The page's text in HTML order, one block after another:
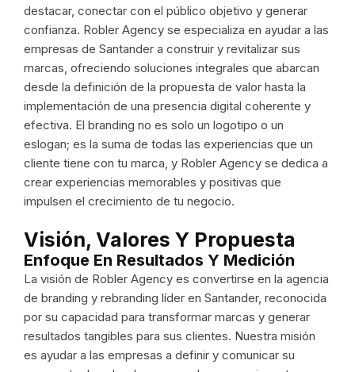
destacar, conectar con el público objetivo y generar
confianza. Robler Agency se especializa en ayudar a las
empresas de Santander a construir y revitalizar sus
marcas, ofreciendo soluciones integrales que abarcan
desde la definición de la propuesta de valor hasta la
implementación de una presencia digital coherente y
efectiva. El branding no es solo un logotipo o un
eslogan; es la suma de todas las experiencias que un
cliente tiene con tu marca, y Robler Agency se dedica a
crear experiencias memorables y positivas que
impulsen el crecimiento de tu negocio.
Visión, Valores Y Propuesta
Enfoque En Resultados Y Medición
La visión de Robler Agency es convertirse en la agencia
de branding y rebranding líder en Santander, reconocida
por su capacidad para transformar marcas y generar
resultados tangibles para sus clientes. Nuestra misión
es ayudar a las empresas a definir y comunicar su